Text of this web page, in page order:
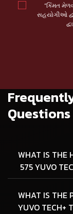
“કિંમત
સહયોગીઓ
Questions
WHAT IS THE
575 YUVO
WHAT IS THE
YUVO TECH+